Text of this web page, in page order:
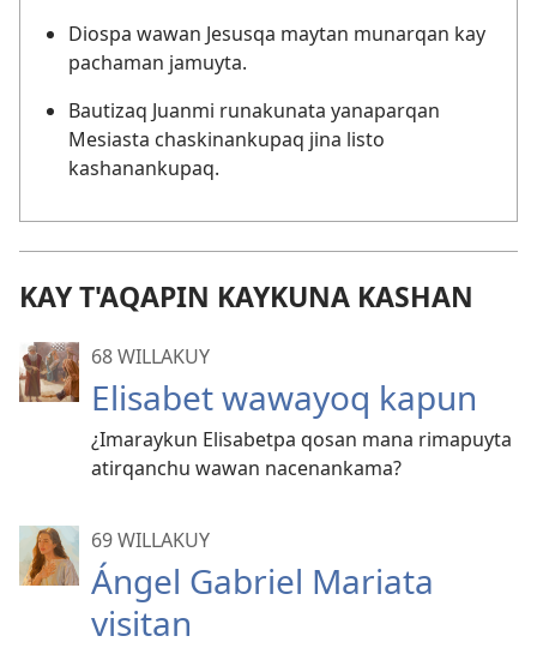
Diospa wawan Jesusqa maytan munarqan kay
pachaman jamuyta.
Bautizaq Juanmi runakunata yanaparqan
Mesiasta chaskinankupaq jina listo
kashanankupaq.
KAY T'AQAPIN KAYKUNA KASHAN
68 WILLAKUY
Elisabet wawayoq kapun
¿Imaraykun Elisabetpa qosan mana rimapuyta
atirqanchu wawan nacenankama?
69 WILLAKUY
Ángel Gabriel Mariata
visitan